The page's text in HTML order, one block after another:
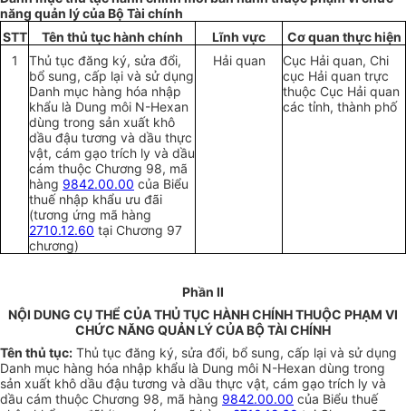
năng quản lýcủa Bộ Tài chính
STT
Tên thủ tục hành chính Lĩnh vực
Cơ quan thực hiện
1
Thủ tục đăng ký, sửa đổi,
bổ sung, cấp lại và sử dụng
Danh mục hàng hóa nhập
khẩu là Dung môi N-Hexan
dùng trong sản xuất khô
dầu đậu tương và dầu thực
vật, cám gạo trích ly và dầu
cám thuộc Chương 98, mã
hàng 9842.00.00 của Biểu
thuế nhập khẩu ưu đãi
(tương ứng mã hàng
2710.12.60 tại Chương 97
chương)
Hải quan Cục Hải quan, Chi
cục Hải quan trực
thuộc Cục Hải quan
các tỉnh, thành phố
Phần II
NỘI DUNG CỤ THỂ CỦA THỦ TỤC HÀNH CHÍNH THUỘC PHẠM VI
CHỨC NĂNG QUẢN LÝ CỦA BỘ TÀI CHÍNH
Tên thủ tục: Thủ tục đăng ký, sửa đổi, bổ sung, cấp lại và sử dụng
Danh mục hàng hóa nhập khẩu là Dung môi N-Hexan dùng trong
sản xuất khô dầu đậu tương và dầu thực vật, cám gạo trích ly và
dầu cám thuộc Chương 98, mã hàng 9842.00.00 của Biểu thuế